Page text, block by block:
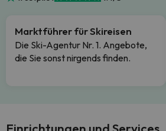
Marktführer für Skireisen
Die Ski-Agentur Nr. 1. Angebote,
die Sie sonst nirgends finden.